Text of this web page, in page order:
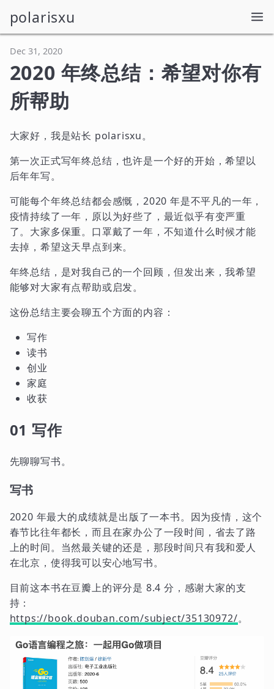
polarisxu
Dec 31, 2020
2020 年终总结：希望对你有
所帮助
大家好，我是站长 polarisxu。
第一次正式写年终总结，也许是一个好的开始，希望以
后年年写。
可能每个年终总结都会感慨，2020 年是不平凡的一年，
疫情持续了一年，原以为好些了，最近似乎有变严重
了。大家多保重。口罩戴了一年，不知道什么时候才能
去掉，希望这天早点到来。
年终总结，是对我自己的一个回顾，但发出来，我希望
能够对大家有点帮助或启发。
这份总结主要会聊五个方面的内容：
写作
读书
创业
家庭
收获
01 写作
先聊聊写书。
写书
2020 年最大的成绩就是出版了一本书。因为疫情，这个
春节比往年都长，而且在家办公了一段时间，省去了路
上的时间。当然最关键的还是，那段时间只有我和爱人
在北京，使得我可以安心地写书。
目前这本书在豆瓣上的评分是 8.4 分，感谢大家的支
持：
https://book.douban.com/subject/35130972/。